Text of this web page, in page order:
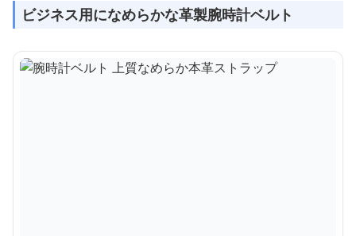
ビジネス用になめらかな革製腕時計ベルト